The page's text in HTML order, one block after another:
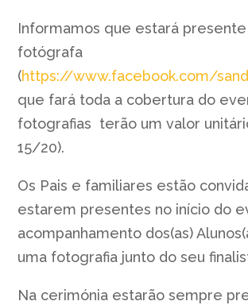
Informamos que estará
fotógrafa
(https://www.facebook.com/
que fará toda a cobertura do
fotografias terão um valor
15/20).
Os Pais e familiares estão
estarem presentes no início do
acompanhamento dos(as)
uma fotografia junto do seu
Na cerimónia estarão sempre